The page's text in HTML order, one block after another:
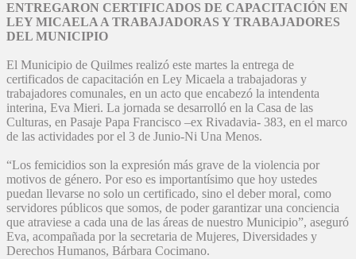
ENTREGARON CERTIFICADOS DE CAPACITACIÓN EN
LEY MICAELA A TRABAJADORAS Y TRABAJADORES
DEL MUNICIPIO
El Municipio de Quilmes realizó este martes la entrega de
certificados de capacitación en Ley Micaela a trabajadoras y
trabajadores comunales, en un acto que encabezó la intendenta
interina, Eva Mieri. La jornada se desarrolló en la Casa de las
Culturas, en Pasaje Papa Francisco –ex Rivadavia- 383, en el marco
de las actividades por el 3 de Junio-Ni Una Menos.
“Los femicidios son la expresión más grave de la violencia por
motivos de género. Por eso es importantísimo que hoy ustedes
puedan llevarse no solo un certificado, sino el deber moral, como
servidores públicos que somos, de poder garantizar una conciencia
que atraviese a cada una de las áreas de nuestro Municipio”, aseguró
Eva, acompañada por la secretaria de Mujeres, Diversidades y
Derechos Humanos, Bárbara Cocimano.